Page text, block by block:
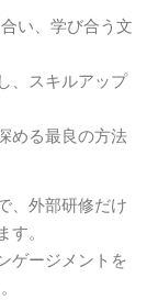
い、学び合う文
、スキルアップ
める最良の方法
、外部研修だけ
。
ゲージメントを